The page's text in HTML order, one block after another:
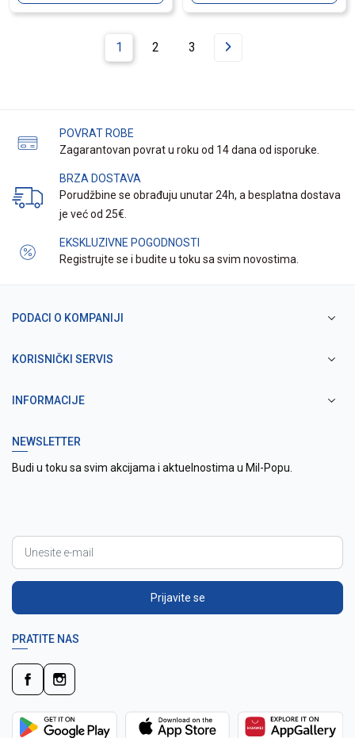
1 2 3
POVRAT ROBE
Zagarantovan povrat u roku od 14 dana od isporuke.
BRZA DOSTAVA
Porudžbine se obrađuju unutar 24h, a besplatna dostava
je već od 25€.
EKSKLUZIVNE POGODNOSTI
Registrujte se i budite u toku sa svim novostima.
PODACI O KOMPANIJI
KORISNIČKI SERVIS
INFORMACIJE
NEWSLETTER
Budi u toku sa svim akcijama i aktuelnostima u Mil-Popu.
Prijavite se
PRATITE NAS